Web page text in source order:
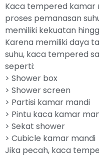
Kaca tempered kamar
proses pemanasan
memiliki kekuatan
Karena memiliki daya
suhu, kaca tempered
seperti:
> Shower box
> Shower screen
> Partisi kamar mandi
> Pintu kaca kamar
> Sekat shower
> Cubicle kamar mandi
Jika pecah, kaca